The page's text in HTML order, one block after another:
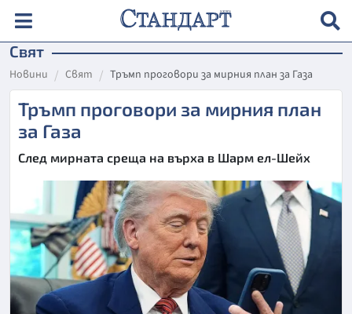
Свят
Новини Свят Тръмп проговори за мирния план за Газа
Тръмп проговори за мирния план
за Газа
След мирната среща на върха в Шарм ел-Шейх